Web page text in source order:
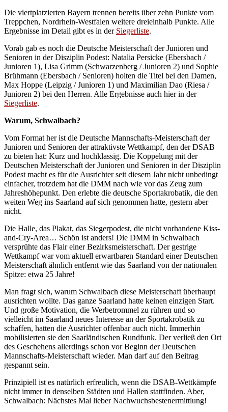
Die viertplatzierten Bayern trennen bereits über zehn Punkte vom
Treppchen, Nordrhein-Westfalen weitere dreieinhalb Punkte. Alle
Ergebnisse im Detail gibt es in der Siegerliste.
Vorab gab es noch die Deutsche Meisterschaft der Junioren und
Senioren in der Disziplin Podest: Natalia Persicke (Ebersbach /
Junioren 1), Lisa Grimm (Schwarzenberg / Junioren 2) und Sophie
Brühmann (Ebersbach / Senioren) holten die Titel bei den Damen,
Max Hoppe (Leipzig / Junioren 1) und Maximilian Dao (Riesa /
Junioren 2) bei den Herren. Alle Ergebnisse auch hier in der
Siegerliste.
Warum, Schwalbach?
Vom Format her ist die Deutsche Mannschafts-Meisterschaft der
Junioren und Senioren der attraktivste Wettkampf, den der DSAB
zu bieten hat: Kurz und hochklassig. Die Koppelung mit der
Deutschen Meisterschaft der Junioren und Senioren in der Disziplin
Podest macht es für die Ausrichter seit diesem Jahr nicht unbedingt
einfacher, trotzdem hat die DMM nach wie vor das Zeug zum
Jahreshöhepunkt. Den erlebte die deutsche Sportakrobatik, die den
weiten Weg ins Saarland auf sich genommen hatte, gestern aber
nicht.
Die Halle, das Plakat, das Siegerpodest, die nicht vorhandene Kiss-
and-Cry-Area… Schön ist anders! Die DMM in Schwalbach
versprühte das Flair einer Bezirksmeisterschaft. Der gestrige
Wettkampf war vom aktuell erwartbaren Standard einer Deutschen
Meisterschaft ähnlich entfernt wie das Saarland von der nationalen
Spitze: etwa 25 Jahre!
Man fragt sich, warum Schwalbach diese Meisterschaft überhaupt
ausrichten wollte. Das ganze Saarland hatte keinen einzigen Start.
Und große Motivation, die Werbetrommel zu rühren und so
vielleicht im Saarland neues Interesse an der Sportakrobatik zu
schaffen, hatten die Ausrichter offenbar auch nicht. Immerhin
mobilisierten sie den Saarländischen Rundfunk. Der verließ den Ort
des Geschehens allerdings schon vor Beginn der Deutschen
Mannschafts-Meisterschaft wieder. Man darf auf den Beitrag
gespannt sein.
Prinzipiell ist es natürlich erfreulich, wenn die DSAB-Wettkämpfe
nicht immer in denselben Städten und Hallen stattfinden. Aber,
Schwalbach: Nächstes Mal lieber Nachwuchsbestenermittlung!